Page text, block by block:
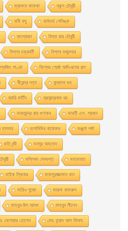
ফ্রানৎস কাফকা বকুল চৌধুরী
বানী বসু বার্নহার্ড শেলিঙ্ক
বাৎস্যায়ন বিনতা রায় চৌধুরী
বিপ্লব চক্রবর্তী বিপ্লব মজুমদার
পাণ্ডা বিশ্বের শ্রেষ্ঠ আদি-রসের গল্প
বীরেন্দ্র দত্ত বুদ্ধদেব গুহ
ব্যারি মার্টিন ব্রজেন্দ্রনাথ ধর
ভারতচন্দ্র রায় গুণাকর ভারতী এস. প্রধান
হালদার ভ্লাদিমির নাবোকভ মঞ্জুলা শর্মা
মতি নন্দী মনসুর আহমেদ
মল্লিকা সেনগুপ্ত মহাভারত
মাইক স্কিনার মাকসুদুজ্জামান খান
মারিও পুজো মারুফ কামরুল
মাহবুব-উল আলম মাহবুব লীলেন
দেলােয়ার হােসেন মােঃ ফুয়াদ আল ফিদাহ